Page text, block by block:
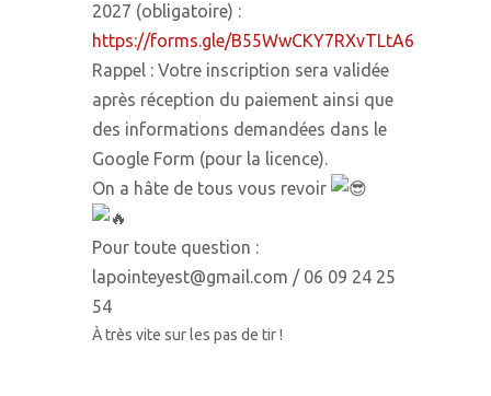
2027 (obligatoire) :
https://forms.gle/B55WwCKY7RXvTLtA6
Rappel : Votre inscription sera validée
après réception du paiement ainsi que
des informations demandées dans le
Google Form (pour la licence).
On a hâte de tous vous revoir
Pour toute question :
lapointeyest@gmail.com / 06 09 24 25
54
À très vite sur les pas de tir !